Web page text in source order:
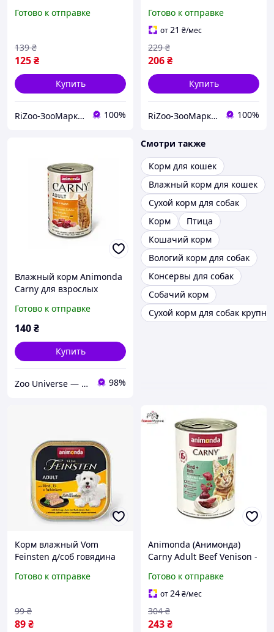
индейкой и креветками,
Готово к отправке
125₴
139 ₴
Купить
RiZoo-ЗооМаркет 100%
Protect Sensitive 400 г
ягненок
Готово к отправке
от21 ₴/мес
206₴
229 ₴
Купить
RiZoo-ЗооМаркет 100%
Влажный корм Animonda
Carny для взрослых
курицей, 400 г
Готово к отправке
140₴
Купить
Zoo Universe — зоотовари для домашніх улюбленців 98%
Смотри также
Корм для кошек
Влажный корм для кошек
Сухой корм для собак
Корм
Птица
Кошачий корм
Вологий корм для собак
Консервы для собак
Собачий корм
Сухой корм для собак
Корм влажный Vom
Feinsten д/соб говядина
Готово к отправке
89₴
99 ₴
Animonda (Анимонда)
Carny Adult Beef Venison -
с говядиной и олениной,
400 г (ГМ_0003167)
Готово к отправке
от24₴/мес
243₴
304 ₴